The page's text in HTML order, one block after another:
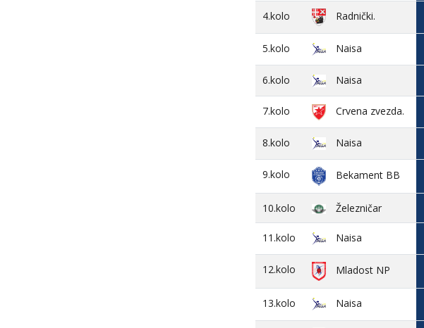
4.kolo Radnički.
5.kolo Naisa
6.kolo Naisa
7.kolo Crvena zvezda.
8.kolo Naisa
9.kolo Bekament BB
10.kolo Železničar
11.kolo Naisa
12.kolo Mladost NP
13.kolo Naisa